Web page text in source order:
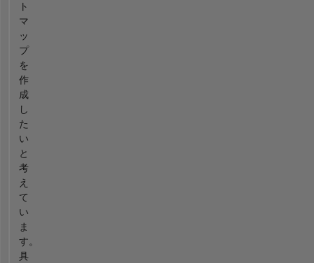
ト
マ
ッ
プ
を
作
成
し
た
い
と
考
え
て
い
ま
す。
具